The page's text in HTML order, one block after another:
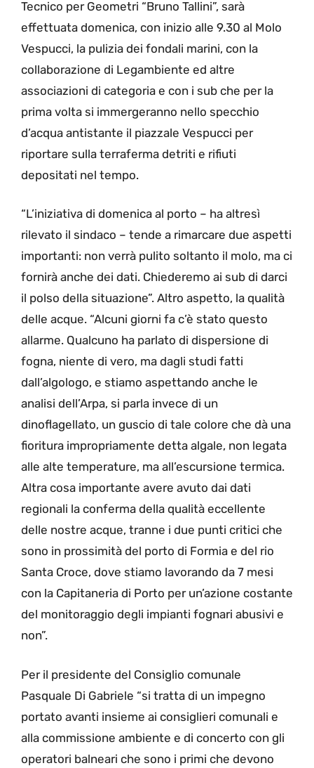
Tecnico per Geometri “Bruno Tallini”, sarà
effettuata domenica, con inizio alle 9.30 al Molo
Vespucci, la pulizia dei fondali marini, con la
collaborazione di Legambiente ed altre
associazioni di categoria e con i sub che per la
prima volta si immergeranno nello specchio
d’acqua antistante il piazzale Vespucci per
riportare sulla terraferma detriti e rifiuti
depositati nel tempo.
“L’iniziativa di domenica al porto – ha altresì
rilevato il sindaco – tende a rimarcare due aspetti
importanti: non verrà pulito soltanto il molo, ma ci
fornirà anche dei dati. Chiederemo ai sub di darci
il polso della situazione”. Altro aspetto, la qualità
delle acque. “Alcuni giorni fa c’è stato questo
allarme. Qualcuno ha parlato di dispersione di
fogna, niente di vero, ma dagli studi fatti
dall’algologo, e stiamo aspettando anche le
analisi dell’Arpa, si parla invece di un
dinoflagellato, un guscio di tale colore che dà una
fioritura impropriamente detta algale, non legata
alle alte temperature, ma all’escursione termica.
Altra cosa importante avere avuto dai dati
regionali la conferma della qualità eccellente
delle nostre acque, tranne i due punti critici che
sono in prossimità del porto di Formia e del rio
Santa Croce, dove stiamo lavorando da 7 mesi
con la Capitaneria di Porto per un’azione costante
del monitoraggio degli impianti fognari abusivi e
non”.
Per il presidente del Consiglio comunale
Pasquale Di Gabriele “si tratta di un impegno
portato avanti insieme ai consiglieri comunali e
alla commissione ambiente e di concerto con gli
operatori balneari che sono i primi che devono